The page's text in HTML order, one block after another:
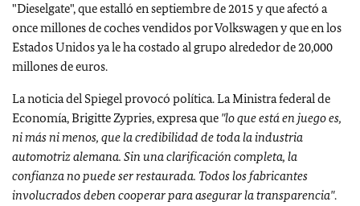
"Dieselgate", que estalló en septiembre de 2015 y que afectó a
once millones de coches vendidos por Volkswagen y que en los
Estados Unidos ya le ha costado al grupo alrededor de 20,000
millones de euros.
La noticia del Spiegel provocó política. La Ministra federal de
Economía, Brigitte Zypries, expresa que "lo que está en juego es,
ni más ni menos, que la credibilidad de toda la industria
automotriz alemana. Sin una clarificación completa, la
confianza no puede ser restaurada. Todos los fabricantes
involucrados deben cooperar para asegurar la transparencia".